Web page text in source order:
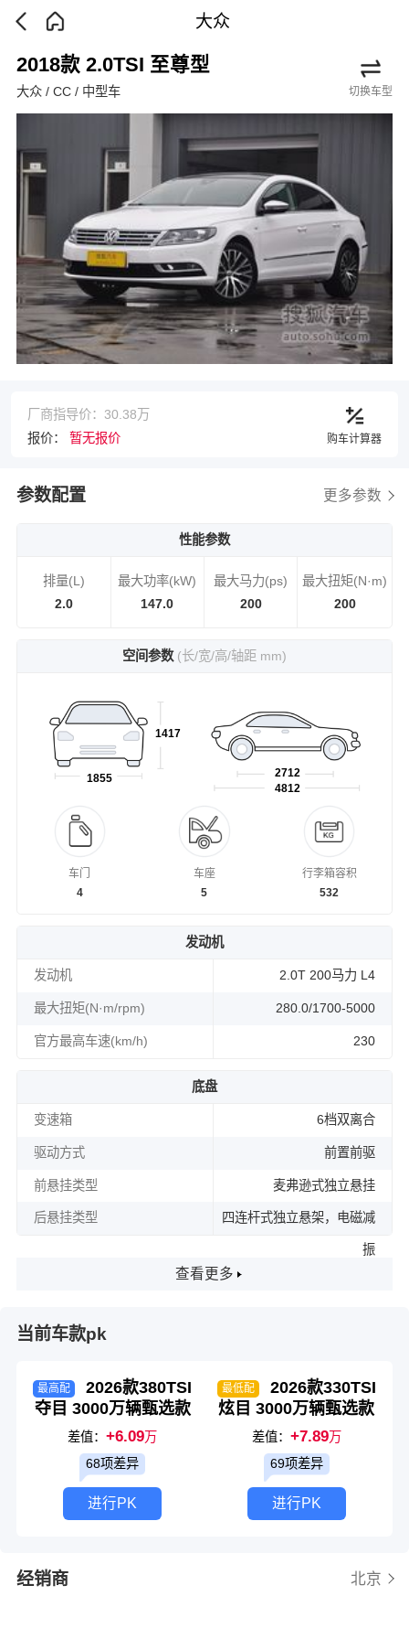
大众
2018款 2.0TSI 至尊型
大众 / CC / 中型车 切换车型
厂商指导价：30.38万
报价： 暂无报价 购车计算器
参数配置 更多参数
性能参数
排量(L)
2.0
最大功率(kW)
147.0
最大马力(ps)
200
最大扭矩(N·m)
200
空间参数 (长/宽/高/轴距 mm)
1855
1417
4812
2712
车门
4
车座
5
行李箱容积
532
发动机
发动机 2.0T 200马力 L4
最大扭矩(N·m/rpm) 280.0/1700-5000
官方最高车速(km/h) 230
底盘
变速箱 6档双离合
驱动方式 前置前驱
前悬挂类型 麦弗逊式独立悬挂
后悬挂类型 四连杆式独立悬架，电磁减
振
查看更多
当前车款pk
最高配
2026款380TSI
夺目 3000万辆甄选款
差值：+6.09万
68项差异
进行PK
最低配
2026款330TSI
炫目 3000万辆甄选款
差值： +7.89万
69项差异
进行PK
经销商 北京